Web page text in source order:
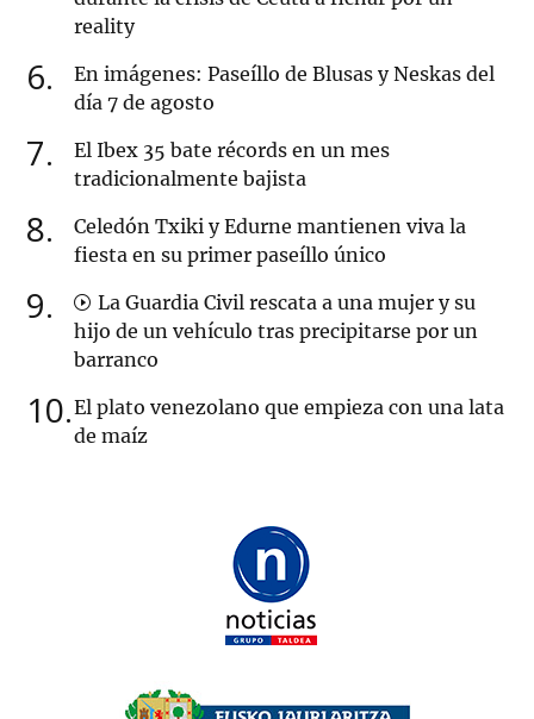
reality
6
En imágenes: Paseíllo de Blusas y Neskas del
día 7 de agosto
7
El Ibex 35 bate récords en un mes
tradicionalmente bajista
8
Celedón Txiki y Edurne mantienen viva la
fiesta en su primer paseíllo único
9
La Guardia Civil rescata a una mujer y su
hijo de un vehículo tras precipitarse por un
barranco
10 El plato venezolano que empieza con una lata
de maíz